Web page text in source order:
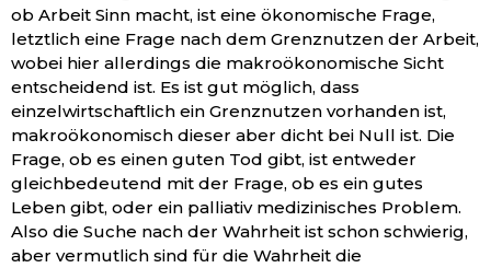
ob Arbeit Sinn macht, ist eine ökonomische Frage,
letztlich eine Frage nach dem Grenznutzen der Arbeit,
wobei hier allerdings die makroökonomische Sicht
entscheidend ist. Es ist gut möglich, dass
einzelwirtschaftlich ein Grenznutzen vorhanden ist,
makroökonomisch dieser aber dicht bei Null ist. Die
Frage, ob es einen guten Tod gibt, ist entweder
gleichbedeutend mit der Frage, ob es ein gutes
Leben gibt, oder ein palliativ medizinisches Problem.
Also die Suche nach der Wahrheit ist schon schwierig,
aber vermutlich sind für die Wahrheit die